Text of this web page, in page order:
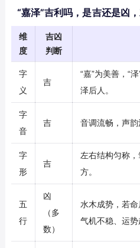
“嘉泽”吉利吗，是吉还是凶
维
度
吉凶
判断
字
义
吉
“嘉”为美善，“
泽后人。
字
音
吉 音调流畅，声韵
字
形
吉
左右结构匀称
方。
五
行
凶
（多
数）
水木成势，若
气机不稳、运势